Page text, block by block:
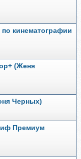
кинематографии
(Женя
Черных)
Премиум